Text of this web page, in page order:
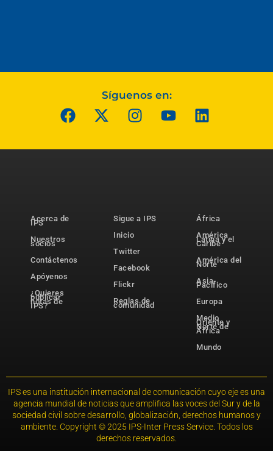
Síguenos en:
Acerca de
IPS
Nuestros
socios
Contáctenos
Apóyenos
¿Quieres
publicar
notas de
IPS?
Sigue a IPS
Inicio
Twitter
Facebook
Flickr
Reglas de
comunidad
África
América
Latina y el
Caribe
América del
Norte
Asia-
Pacífico
Europa
Medio
Oriente y
Norte de
África
Mundo
IPS es una institución internacional de comunicación cuyo eje es una
agencia mundial de noticias que amplifica las voces del Sur y de la
sociedad civil sobre desarrollo, globalización, derechos humanos y
ambiente. Copyright © 2025 IPS-Inter Press Service. Todos los
derechos reservados.